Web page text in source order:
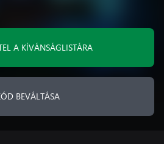
A KÍVÁNSÁGLISTÁRA
BEVÁLTÁSA